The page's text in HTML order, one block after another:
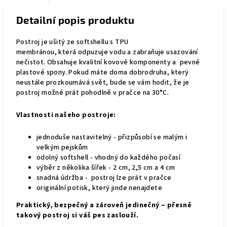
Detailní popis produktu
Postroj jeušitý ze softshellu s TPU
membránou,která odpuzuje vodu a zabraňuje usazování
nečistot. Obsahuje kvalitní kovové komponenty a pevné
plastové spony. Pokud máte doma dobrodruha, který
neustále prozkoumává svět, bude se vám hodit, že je
postroj možné prát pohodlně v pračce na 30°C.
Vlastnosti našeho postroje:
jednoduše nastavitelný - přizpůsobí se malým i
velkým pejskům
odolný softshell - vhodný do každého počasí
výběr z několika šířek - 2 cm, 2,5 cm a 4 cm
snadná údržba - postroj lze prát v pračce
originální potisk, který jinde nenajdete
Praktický, bezpečný a zároveň jedinečný – přesně
takový postroj si váš pes zaslouží.